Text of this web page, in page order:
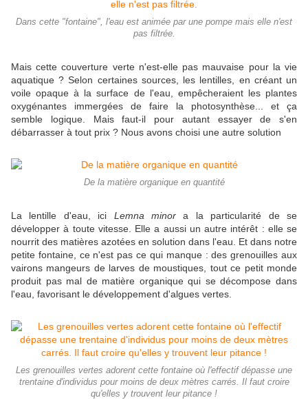
Dans cette "fontaine", l'eau est animée par une pompe mais elle n'est
pas filtrée.
Mais cette couverture verte n'est-elle pas mauvaise pour la vie
aquatique ? Selon certaines sources, les lentilles, en créant un
voile opaque à la surface de l'eau, empêcheraient les plantes
oxygénantes immergées de faire la photosynthèse... et ça
semble logique. Mais faut-il pour autant essayer de s'en
débarrasser à tout prix ? Nous avons choisi une autre solution
De la matière organique en quantité
La lentille d'eau, ici Lemna minor a la particularité de se
développer à toute vitesse. Elle a aussi un autre intérêt : elle se
nourrit des matières azotées en solution dans l'eau. Et dans notre
petite fontaine, ce n'est pas ce qui manque : des grenouilles aux
vairons mangeurs de larves de moustiques, tout ce petit monde
produit pas mal de matière organique qui se décompose dans
l'eau, favorisant le développement d'algues vertes.
Les grenouilles vertes adorent cette fontaine où l'effectif dépasse une
trentaine d'individus pour moins de deux mètres carrés. Il faut croire
qu'elles y trouvent leur pitance !